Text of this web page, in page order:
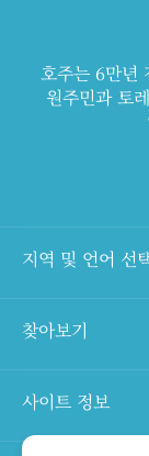
호주는 6만년
원주민과 토
지역 및 언어 선
찾아보기
사이트 정보